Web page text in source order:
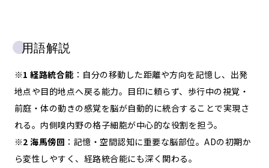
用語解説
※1 経路統合能：自分の移動した距離や方向を記憶し、出発
地点や目的地点へ戻る能力。目印に頼らず、歩行中の視覚・
前庭・体の動きの感覚を脳が自動的に統合することで実現さ
れる。内側嗅内野の格子細胞が中心的な役割を担う。
※2 海馬傍回 ：記憶・空間認知に重要な脳部位。ADの初期か
ら変性しやすく、経路統合能にも深く関わる。